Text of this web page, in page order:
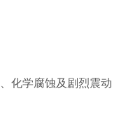
化学腐蚀及剧烈震动